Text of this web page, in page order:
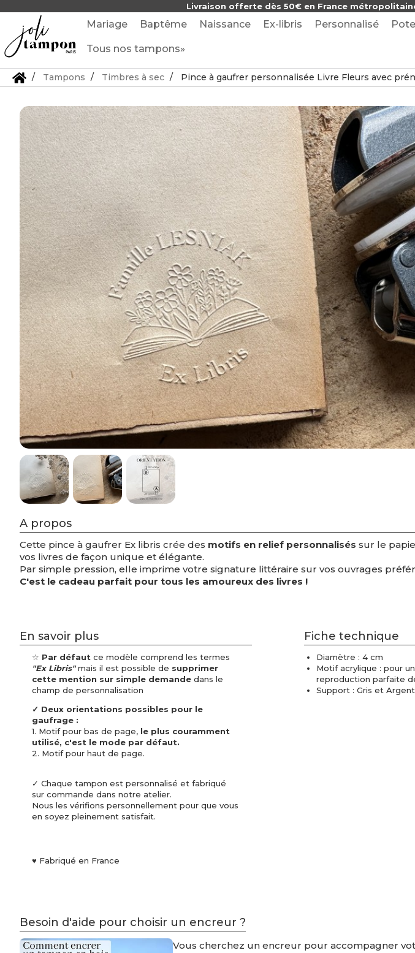
Livraison offerte dès 50€ en France
Mariage Baptême Naissance Ex-libris Personnalisé
Tous nos tampons»
Tampons Timbres à sec Pince à gaufrer personnalisée Livre Fleurs avec
A propos
Cette pince à gaufrer Ex libris crée des motifs en relief personnalisés sur le
vos livres de façon unique et élégante.
Par simple pression, elle imprime votre signature littéraire sur vos ouvrages
C'est le cadeau parfait pour tous les amoureux des livres !
En savoir plus
☆ Par défaut ce modèle comprend les termes
"Ex Libris" mais il est possible de supprimer
cette mention sur simple demande dans le
champ de personnalisation
✓ Deux orientations possibles pour le
gaufrage :
1. Motif pour bas de page, le plus couramment
utilisé, c'est le mode par défaut.
2. Motif pour haut de page.
✓ Chaque tampon est personnalisé et fabriqué
sur commande dans notre atelier.
Nous les vérifions personnellement pour que vous
en soyez pleinement satisfait.
♥ Fabriqué en France
Fiche technique
Diamètre : 4 cm
Motif acrylique : pour
reproduction parfaite
Support : Gris et
Besoin d'aide pour choisir un encreur ?
Vous cherchez un encreur pour accompagner